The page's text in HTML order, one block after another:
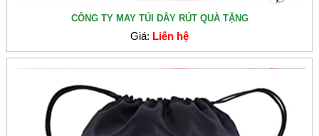
CÔNG TY MAY TÚI DÂY RÚT QUÀ TẶNG
Giá: Liên hệ